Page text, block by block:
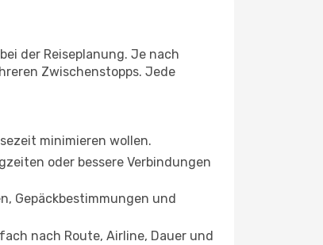
der Reiseplanung. Je nach
Zwischenstopps. Jede
minimieren wollen.
oder bessere Verbindungen
Gepäckbestimmungen und
nach Route, Airline, Dauer und